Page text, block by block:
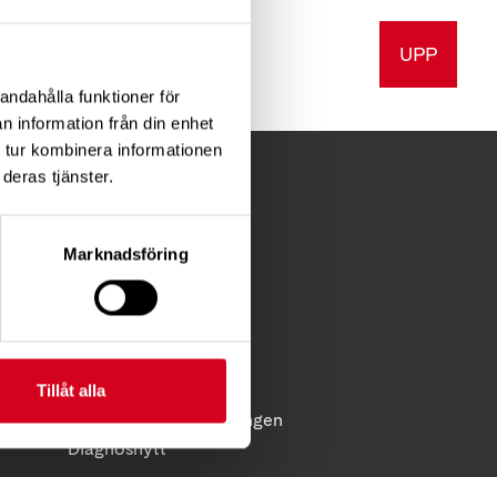
funktioner för
information från din enhet
kombinera informationen
tjänster.
Marknadsföring
Tillåt alla
UPP
FÖR MEDLEMMAR
Förening
Anhörigstöd
Juridiskt stöd
Reflex - medlemstidningen
Diagnosnytt